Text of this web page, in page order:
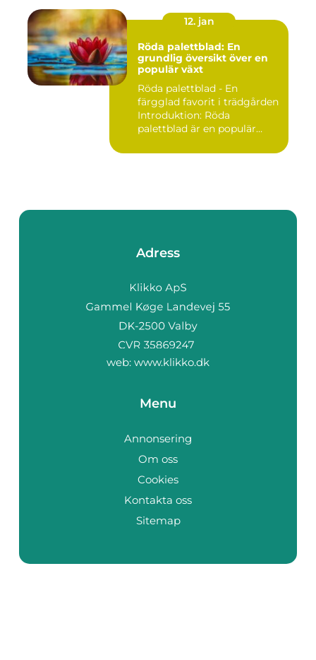
12. jan
Röda palettblad: En
grundlig översikt över en
populär växt
Röda palettblad - En
färgglad favorit i trädgården
Introduktion: Röda
palettblad är en populär
Adress
web: www.klikko.dk
Menu
Annonsering
Om oss
Cookies
Kontakta oss
Sitemap